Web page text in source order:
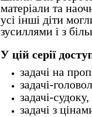
матеріали та
усі інші діти
зусиллями і з
У цій серії
задачі на
задачі-
задачі-судоку,
задачі з